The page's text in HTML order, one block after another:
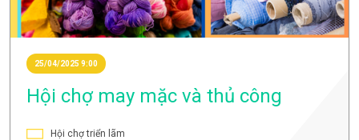
25/04/2025 9:00
Hội chợ may mặc và thủ công
Hội chợ triển lãm